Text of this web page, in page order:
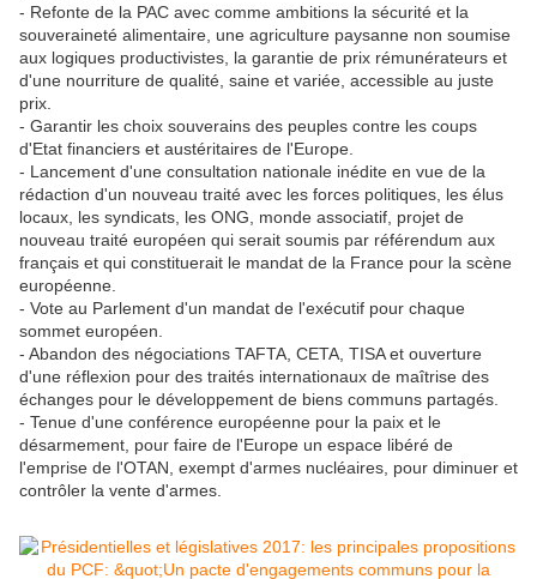
- Refonte de la PAC avec comme ambitions la sécurité et la
souveraineté alimentaire, une agriculture paysanne non soumise
aux logiques productivistes, la garantie de prix rémunérateurs et
d'une nourriture de qualité, saine et variée, accessible au juste
prix.
- Garantir les choix souverains des peuples contre les coups
d'Etat financiers et austéritaires de l'Europe.
- Lancement d'une consultation nationale inédite en vue de la
rédaction d'un nouveau traité avec les forces politiques, les élus
locaux, les syndicats, les ONG, monde associatif, projet de
nouveau traité européen qui serait soumis par référendum aux
français et qui constituerait le mandat de la France pour la scène
européenne.
- Vote au Parlement d'un mandat de l'exécutif pour chaque
sommet européen.
- Abandon des négociations TAFTA, CETA, TISA et ouverture
d'une réflexion pour des traités internationaux de maîtrise des
échanges pour le développement de biens communs partagés.
- Tenue d'une conférence européenne pour la paix et le
désarmement, pour faire de l'Europe un espace libéré de
l'emprise de l'OTAN, exempt d'armes nucléaires, pour diminuer et
contrôler la vente d'armes.